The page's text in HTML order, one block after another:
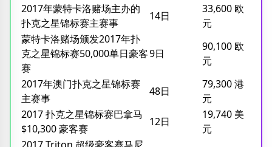
2017年蒙特卡洛赌场主办的
扑克之星锦标赛主赛事
14日
33,600 欧
元
蒙特卡洛赌场颁发2017年扑
克之星锦标赛50,000单日豪客
赛
9日
90,100 欧
元
2017年澳门扑克之星锦标赛
主赛事
48日
79,300 港
元
2017 扑克之星锦标赛巴拿马
$10,300 豪客赛
12日
19,740 美
元